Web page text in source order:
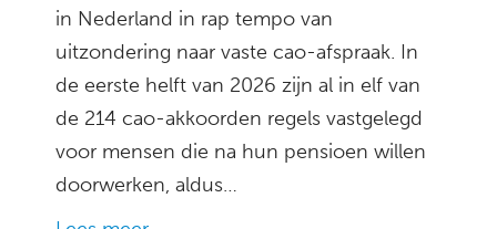
in Nederland in rap tempo van
uitzondering naar vaste cao-afspraak. In
de eerste helft van 2026 zijn al in elf van
de 214 cao-akkoorden regels vastgelegd
voor mensen die na hun pensioen willen
doorwerken, aldus…